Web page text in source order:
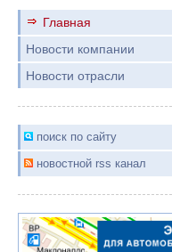
Главная
Новости компании
Новости отрасли
поиск по сайту
новостной rss канал